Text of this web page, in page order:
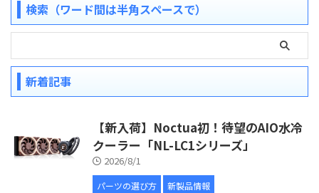
検索（ワード間は半角スペースで）
新着記事
【新入荷】Noctua初！待望のAIO水冷
クーラー「NL-LC1シリーズ」
2026/8/1
パーツの選び方 新製品情報